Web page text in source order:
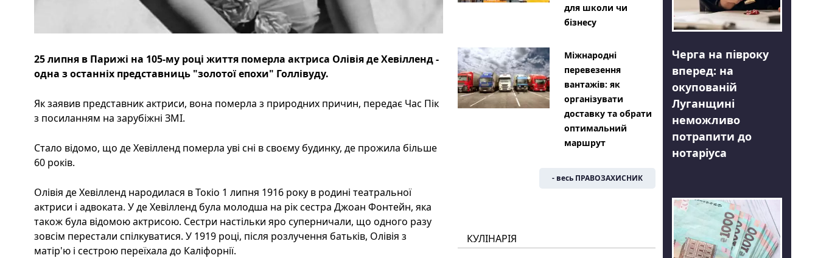
25 липня в Парижі на 105-му році життя померла актриса Олівія де Хевілленд -
одна з останніх представниць "золотої епохи" Голлівуду.
Як заявив представник актриси, вона померла з природних причин, передає Час Пік
з посиланням на зарубіжні ЗМІ.
Стало відомо, що де Хевілленд померла уві сні в своєму будинку, де прожила більше
60 років.
Олівія де Хевілленд народилася в Токіо 1 липня 1916 року в родині театральної
актриси і адвоката. У де Хевілленд була молодша на рік сестра Джоан Фонтейн, яка
також була відомою актрисою. Сестри настільки яро суперничали, що одного разу
зовсім перестали спілкуватися. У 1919 році, після розлучення батьків, Олівія з
матір'ю і сестрою переїхала до Каліфорнії.
для школи чи
бізнесу
Міжнародні
перевезення
вантажів: як
організувати
доставку та обрати
оптимальний
маршрут
- весь ПРАВОЗАХИСНИК
КУЛІНАРІЯ
Черга на півроку
вперед: на
окупованій
Луганщині
неможливо
потрапити до
нотаріуса